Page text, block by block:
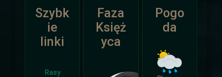
niej udział niech napisze do
Dariusza.
Otrzyma mały upominek.
Atak Zimy i Święta
Szybk
ie
linki
Rasy
Faza
Księż
yca
Pogo
da